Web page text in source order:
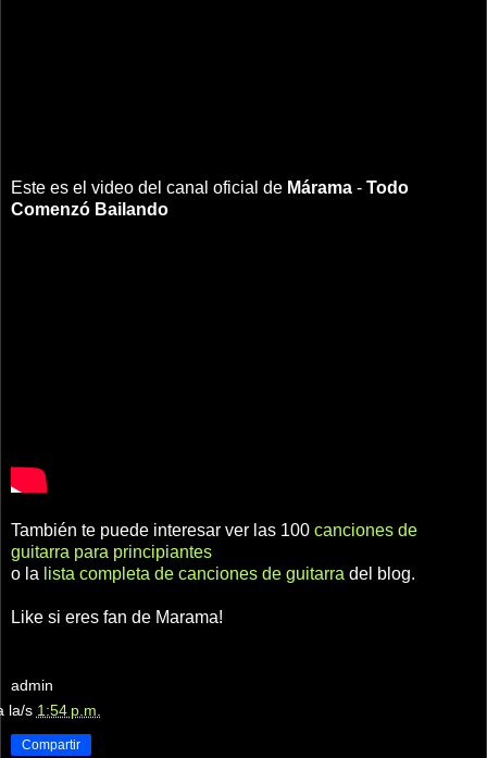
Este es el video del canal oficial de Márama - Todo
Comenzó Bailando
También te puede interesar ver las 100 canciones de
guitarra para principiantes
o la lista completa de canciones de guitarra del blog.
Like si eres fan de Marama!
admin
la/s 1:54 p.m.
Compartir